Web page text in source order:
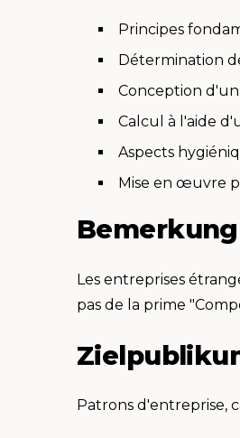
Principes
Détermination
Conception
Calcul à l'aide
Aspects
Mise en œuvre
Bemerkung
Les entreprises
pas de la prime
Patrons d'entreprise,